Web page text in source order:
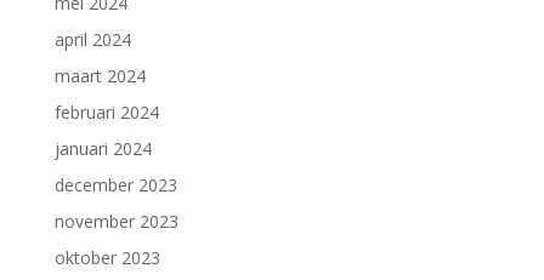
april 2024
maart 2024
februari 2024
januari 2024
december 2023
november 2023
oktober 2023